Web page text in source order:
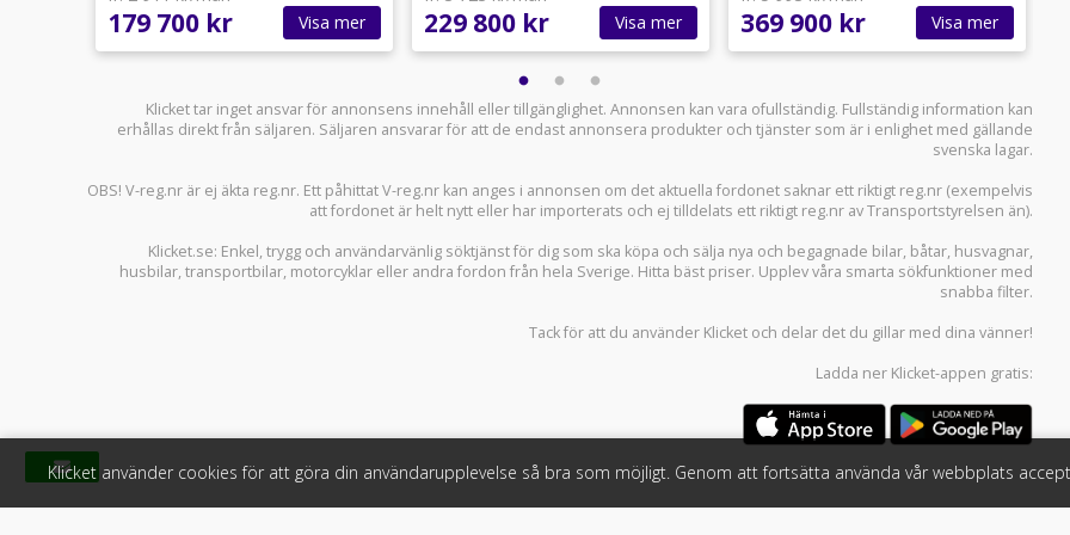
179 700 kr Visa mer 229 800 kr Visa mer 369 900 kr Visa mer
Klicket tar inget ansvar för annonsens innehåll eller tillgänglighet. Annonsen kan vara ofullständig. Fullständig information kan
erhållas direkt från säljaren. Säljaren ansvarar för att de endast annonsera produkter och tjänster som är i enlighet med gällande
svenska lagar.
OBS! V-reg.nr är ej äkta reg.nr. Ett påhittat V-reg.nr kan anges i annonsen om det aktuella fordonet saknar ett riktigt reg.nr (exempelvis
att fordonet är helt nytt eller har importerats och ej tilldelats ett riktigt reg.nr av Transportstyrelsen än).
Klicket.se: Enkel, trygg och användarvänlig söktjänst för dig som ska köpa och sälja nya och begagnade bilar, båtar, husvagnar,
husbilar,transportbilar, motorcyklar eller andra fordon från hela Sverige. Hitta bäst priser. Upplev våra smarta sökfunktioner med
snabba filter.
Tack för att du använder Klicket och delar det du gillar med dina vänner!
Ladda ner Klicket-appen gratis:
Klicket använder cookies för att göra din användarupplevelse så bra som möjligt. Genom att fortsätta använda vår webbplats